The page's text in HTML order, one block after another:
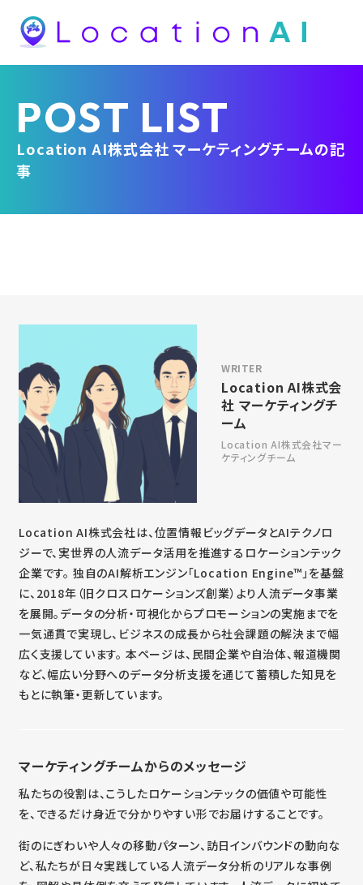
POST LIST
Location AI株式会社 マーケティングチームの記
事
Location AI株式会
社 マーケティングチ
ーム
Location AI株式会社マー
ケティングチーム
Location AI株式会社は、位置情報ビッグデータとAIテクノロ
ジーで、実世界の人流データ活用を推進するロケーションテック
企業です。 独自のAI解析エンジン「Location Engine™」を基盤
に、2018年（旧クロスロケーションズ創業）より人流データ事業
を展開。データの分析・可視化からプロモーションの実施までを
一気通貫で実現し、ビジネスの成長から社会課題の解決まで幅
広く支援しています。 本ページは、民間企業や自治体、報道機関
など、幅広い分野へのデータ分析支援を通じて蓄積した知見を
もとに執筆・更新しています。
マーケティングチームからのメッセージ
私たちの役割は、こうしたロケーションテックの価値や可能性
を、できるだけ身近で分かりやすい形でお届けすることです。
街のにぎわいや人々の移動パターン、訪日インバウンドの動向な
ど、私たちが日々実践している人流データ分析のリアルな事例